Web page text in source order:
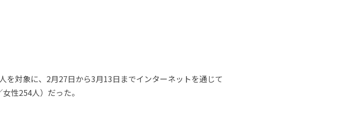
を対象に、2月27日から3月13日までインターネットを通じて
性254人）だった。